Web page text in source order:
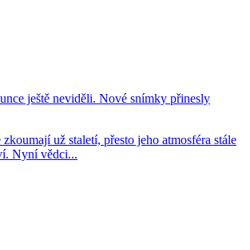
ještě neviděli. Nové snímky přinesly
už staletí, přesto jeho atmosféra stále
Nyní vědci...